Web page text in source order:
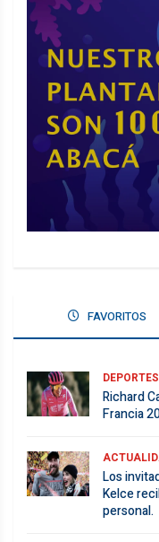
FAVORITOS
DEPORTES
Richard
Francia
Los
Kelce
personal.